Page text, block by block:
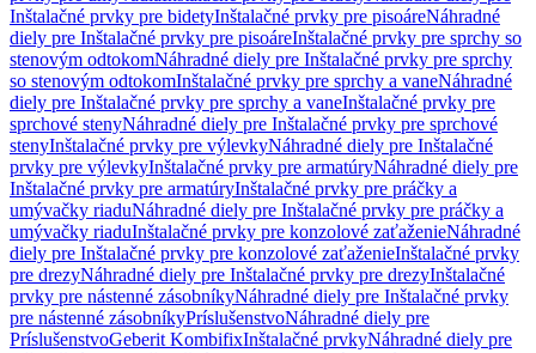
Inštalačné prvky pre bidetyInštalačné prvky pre pisoáreNáhradné
diely pre Inštalačné prvky pre pisoáreInštalačné prvky pre sprchy so
stenovým odtokomNáhradné diely pre Inštalačné prvky pre sprchy
so stenovým odtokomInštalačné prvky pre sprchy a vaneNáhradné
diely pre Inštalačné prvky pre sprchy a vaneInštalačné prvky pre
sprchové stenyNáhradné diely pre Inštalačné prvky pre sprchové
stenyInštalačné prvky pre výlevkyNáhradné diely pre Inštalačné
prvky pre výlevkyInštalačné prvky pre armatúryNáhradné diely pre
Inštalačné prvky pre armatúryInštalačné prvky pre práčky a
umývačky riaduNáhradné diely pre Inštalačné prvky pre práčky a
umývačky riaduInštalačné prvky pre konzolové zaťaženieNáhradné
diely pre Inštalačné prvky pre konzolové zaťaženieInštalačné prvky
pre drezyNáhradné diely pre Inštalačné prvky pre drezyInštalačné
prvky pre nástenné zásobníkyNáhradné diely pre Inštalačné prvky
pre nástenné zásobníkyPríslušenstvoNáhradné diely pre
PríslušenstvoGeberit KombifixInštalačné prvkyNáhradné diely pre